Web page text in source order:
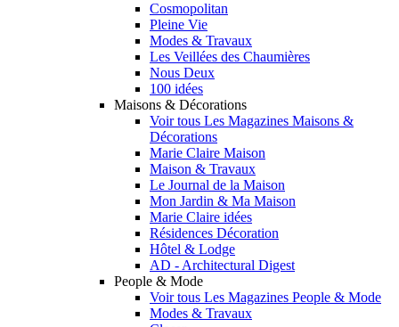
Cosmopolitan
Pleine Vie
Modes & Travaux
Les Veillées des Chaumières
Nous Deux
100 idées
Maisons & Décorations
Voir tous Les Magazines Maisons &
Décorations
Marie Claire Maison
Maison & Travaux
Le Journal de la Maison
Mon Jardin & Ma Maison
Marie Claire idées
Résidences Décoration
Hôtel & Lodge
AD - Architectural Digest
People & Mode
Voir tous Les Magazines People & Mode
Modes & Travaux